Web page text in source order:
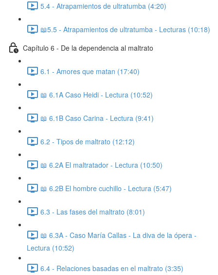
5.4 - Atrapamientos de ultratumba (4:20)
📖5.5 - Atrapamientos de ultratumba - Lecturas (10:18)
Capítulo 6 - De la dependencia al maltrato
6.1 - Amores que matan (17:40)
📖 6.1A Caso Heidi - Lectura (10:52)
📖 6.1B Caso Carina - Lectura (9:41)
6.2 - Tipos de maltrato (12:12)
📖 6.2A El maltratador - Lectura (10:50)
📖 6.2B El hombre cuchillo - Lectura (5:47)
6.3 - Las fases del maltrato (8:01)
📖 6.3A - Caso María Callas - La diva de la ópera -
Lectura (10:52)
6.4 - Relaciones basadas en el maltrato (3:35)